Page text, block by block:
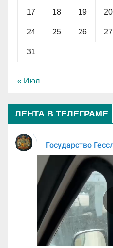
17 18 19 20
24 25 26 27
31
« Июл
ЛЕНТА В ТЕЛЕГРАМЕ